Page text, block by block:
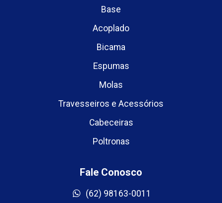
Base
Acoplado
Bicama
Espumas
Molas
Travesseiros e Acessórios
Cabeceiras
Poltronas
Fale Conosco
(62) 98163-0011